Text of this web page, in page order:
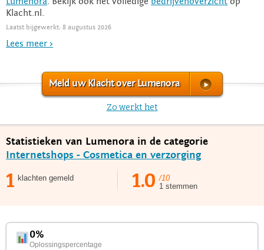
Klacht.nl.
Laatst bijgewerkt: 8 augustus 2026
Lees meer >
Meld uw Klacht over Lumenora
Zo werkt het
Statistieken van Lumenora in de categorie
Internetshops - Cosmetica en verzorging
1 klachten gemeld 1.0 /10
1 stemmen
0%
Oplossingspercentage